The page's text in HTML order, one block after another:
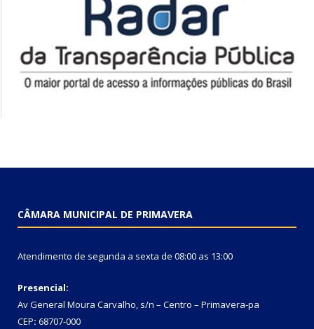
CÂMARA MUNICIPAL DE PRIMAVERA
Atendimento de segunda a sexta de 08:00 as 13:00
Presencial:
Av General Moura Carvalho, s/n – Centro – Primavera-pa
CEP: 68707-000